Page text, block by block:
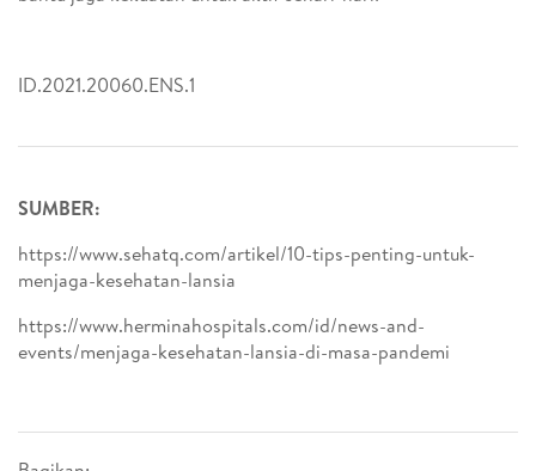
ID.2021.20060.ENS.1
SUMBER:
https://www.sehatq.com/artikel/10-tips-penting-untuk-
menjaga-kesehatan-lansia
https://www.herminahospitals.com/id/news-and-
events/menjaga-kesehatan-lansia-di-masa-pandemi